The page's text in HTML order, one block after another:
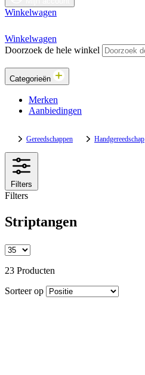
Winkelwagen
Winkelwagen
Doorzoek de hele winkel
Categorieën
Merken
Aanbiedingen
Gereedschappen Handgereedschap
Filters
Filters
Striptangen
23 Producten
Sorteer op